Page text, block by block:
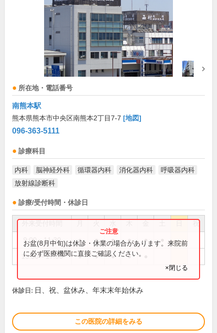
所在地・電話番号
南熊本駅
熊本県熊本市中央区南熊本2丁目7-7 [地図]
096-363-5111
診療科目
内科 脳神経外科 循環器内科 消化器内科
呼吸器内科
放射線診断科
診療/受付時間・休診日
祝
9:00～11:30 ● ● ● ● ●
13:30～17:00 ● ● ● ●
お盆(8月中旬)は休診・休業の場合があります。来院前
に必ず医療機関に直接ご確認ください。
×閉じる
休診日: 日、祝、盆休み、年末末年始休み
この医院の詳細をみる